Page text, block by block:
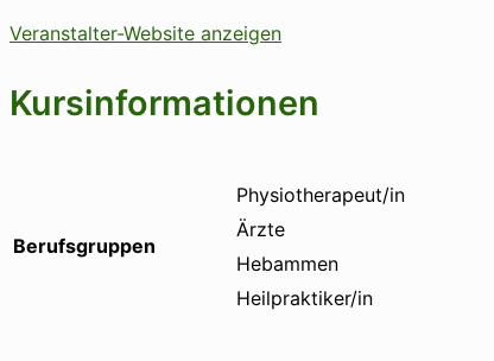
Veranstalter-Website anzeigen
Kursinformationen
Berufsgruppen
Physiotherapeut/in
Ärzte
Hebammen
Heilpraktiker/in